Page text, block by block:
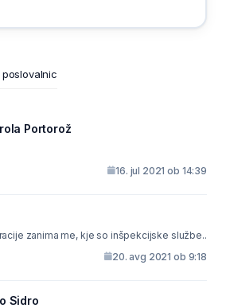
Portorož
16. jul 2021 ob 14:39
zanima me, kje so inšpekcijske službe..
20. avg 2021 ob 9:18
Sidro